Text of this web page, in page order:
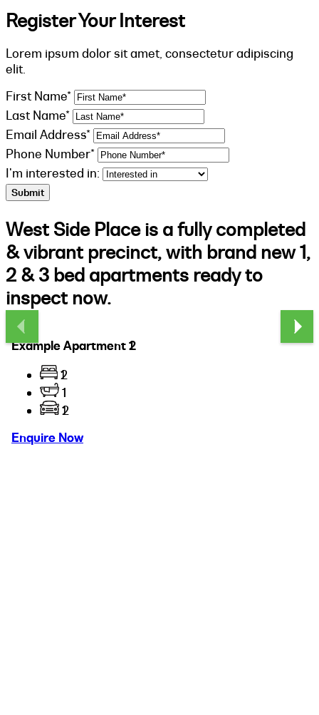
Register Your Interest
Lorem ipsum dolor sit amet, consectetur adipiscing
elit.
First Name*
Last Name*
Email Address*
Phone Number*
I'm interested in:
Submit
West Side Place is a fully completed
& vibrant precinct, with brand new 1,
2 & 3 bed apartments ready to
inspect now.
Example Apartment 1
1
1
1
Enquire Now
Example Apartment 2
2
1
2
Enquire Now